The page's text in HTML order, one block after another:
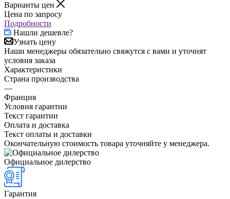
Варианты цен
Цена по запросу
Подробности
Нашли дешевле?
Узнать цену
Наши менеджеры обязательно свяжутся с вами и уточнят
условия заказа
Характеристики
Страна производства
—
Франция
Условия гарантии
Текст гарантии
Оплата и доставка
Текст оплаты и доставки
Окончательную стоимость товара уточняйте у менеджера.
Официальное дилерство
Гарантия